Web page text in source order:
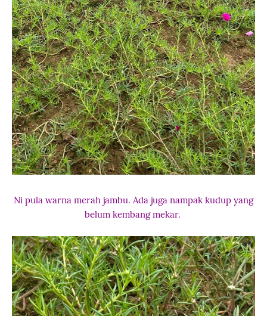
Ni pula warna merah jambu. Ada juga nampak kudup yang
belum kembang mekar.